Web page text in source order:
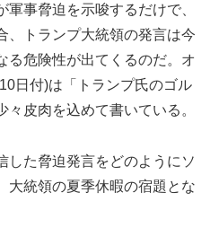
事脅迫を示唆するだけで、
、トランプ大統領の発言は今
る危険性が出てくるのだ。オ
日付)は「トランプ氏のゴル
皮肉を込めて書いている。
した脅迫発言をどのようにソ
大統領の夏季休暇の宿題とな